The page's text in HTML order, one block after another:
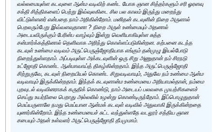
வல்லமையுள்ள கடவுளை ஆன்ம வடிவிற் கண்ட யோக ஞான சித்தர்களும் சரி ஓரளவு
சக்தி சித்திகளைப் பெற்று இவ்வுலகிடை சில பல காலம் இருந்து மறைந்து
விட்டுள்ளனர் என்பதை நாம் அறிகின்றோம். மனிதன் கடவுளின் நிறை அருளால்
பெறலரும்பேறு இவ்வளவுதானா ? நிறை அருள் உண்மையும் அதனால்
அடையவிருக்கும் பேரின்ப வாழ்வும் இன்று வெளியாகியுள்ள சுத்த
சன்மார்க்கத்தினால் தெளிவாக அறிந்து கொள்ளப்படுகின்றன. கற்பனை கடந்த
கடவுள் உண்மை வடிவம் அருட்பெருஞ்ஜோதியாக எங்கும் தன்முழு இயல்போடு
நிறைந்துள்ளதாம். அப்படியுள்ள அக்கடவுளின் ஒரு சிறு அணுதான் நம் சிரநடு
உட்ஜோதி கொண்ட ஆன்மாவாய்த் திகழ்கின்றதாம். இந்த அருட்பெருஞ்ஜோதி
சிற்றுருவே, கடவுள் நிறையியல் கொண்ட சிறுவடிவாயும், அதுவே நம் உண்மை ஆன்ம
வடிவாயும் இருக்கின்றதாம். இந்தக் கடவுளான்ம உண்மையை அறியாமல்தான், நம்மை
புறவுடல் வடிவினராகக் கருதிக் கொண்டு, நாம் அடையப் பலவகை முயற்சிகளைச்
செய்து உயர்நிலை பெறாது அல்லலில் உழன்று கொண்டிருந்தோம். இப்பொழுதுதான்
மெய்யருளாலே நமது மெய்யான ஆன்மக் கடவுள் வடிவில் அதுவாகி இருக்கின்றதை
யுணர்கின்றோம். இந்த உண்மையைச் சுட்ட வந்துள்ளதே வடலூர் சத்திய ஞான
சபையும் அதன் உள்வளர் அருட்பெருஞ்ஜோதி தீபமுமாம்.